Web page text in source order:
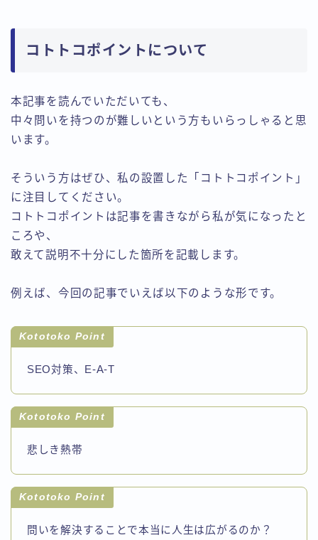
コトトコポイントについて
本記事を読んでいただいても、
中々問いを持つのが難しいという方もいらっしゃると思
います。
そういう方はぜひ、私の設置した「コトトコポイント」
に注目してください。
コトトコポイントは記事を書きながら私が気になったと
ころや、
敢えて説明不十分にした箇所を記載します。
例えば、今回の記事でいえば以下のような形です。
Kototoko Point
SEO対策、E-A-T
Kototoko Point
悲しき熱帯
Kototoko Point
問いを解決することで本当に人生は広がるのか？